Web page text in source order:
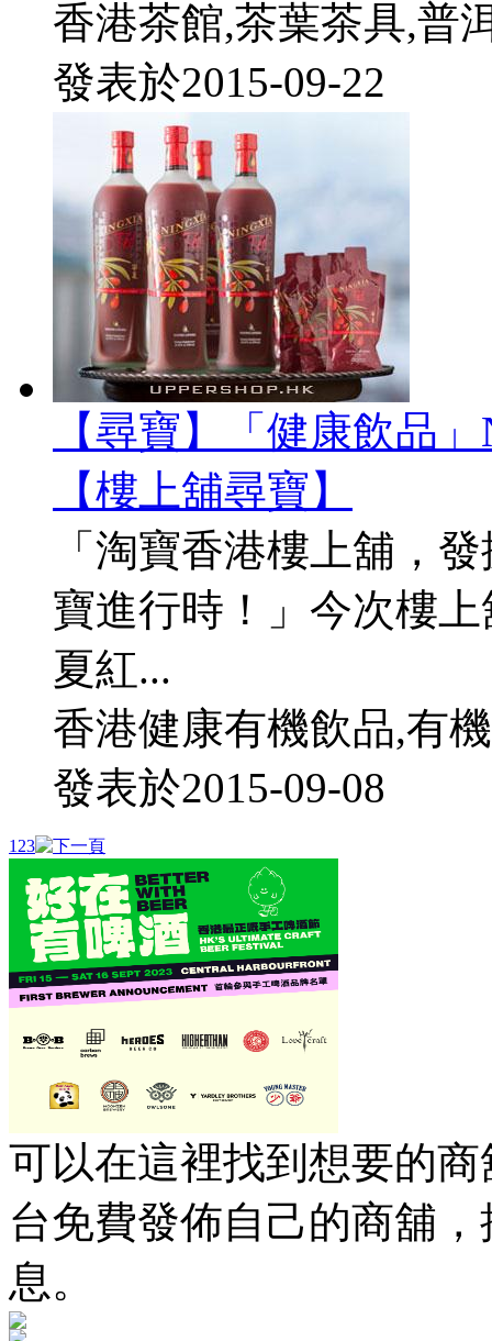
香港茶館,茶葉茶具,普
發表於2015-09-22
【尋寶】「健康飲品
【樓上舖尋寶】
「淘寶香港樓上舖，
寶進行時！」今次樓
夏紅...
香港健康有機飲品,有
發表於2015-09-08
1 23
可以在這裡找到想要的商
台免費發佈自己的商舖
息。